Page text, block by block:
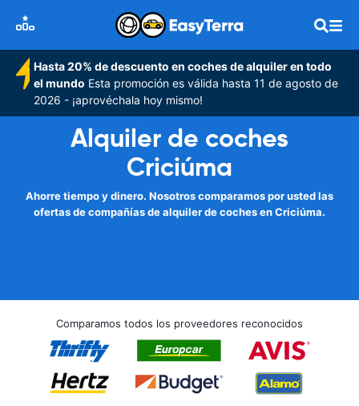
Hasta 20% de descuento en coches de alquiler en todo
el mundo Esta promoción es válida hasta 11 de agosto de
2026 - ¡aprovéchala hoy mismo!
Alquiler de coches
Criciúma
Ahorre tiempo y dinero. Nosotros comparamos por usted las
ofertas de compañías de alquiler de coches en Criciúma.
Comparamos todos los proveedores reconocidos